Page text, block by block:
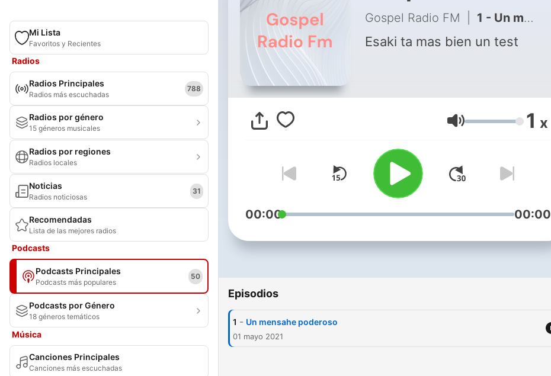
Mi Lista
Favoritos y Recientes
Radios
Radios Principales
Radios más escuchadas
788
Radios por género
15 géneros musicales
Radios por regiones
Radios locales
Noticias
Radios noticiosas
31
Recomendadas
Lista de las mejores radios
Podcasts
Podcasts Principales
Podcasts más populares
50
Podcasts por Género
18 géneros temáticos
Música
Canciones Principales
Canciones más escuchadas
Gospel Radio FM 1 - Un mensahe poderoso
Esaki ta mas bien un test
Volumen 1 x
00:00 00:00
Episodios
1 - Un mensahe poderoso
01 mayo 2021